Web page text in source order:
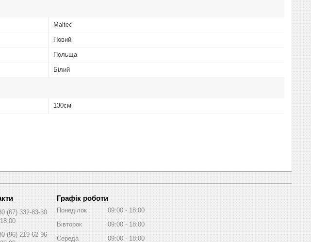
Maltec
Новий
Польща
Білий
130см
(67) 332-83-30
(96) 219-62-96
Графік роботи
Понеділок 09:00
18:00
Вівторок
09:00
18:00
Середа
09:00 18:00